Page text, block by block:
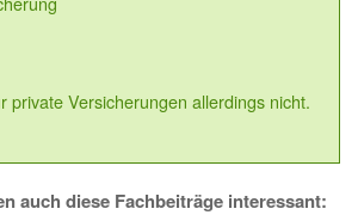
private Versicherungen allerdings nicht.
auch diese Fachbeiträge interessant: